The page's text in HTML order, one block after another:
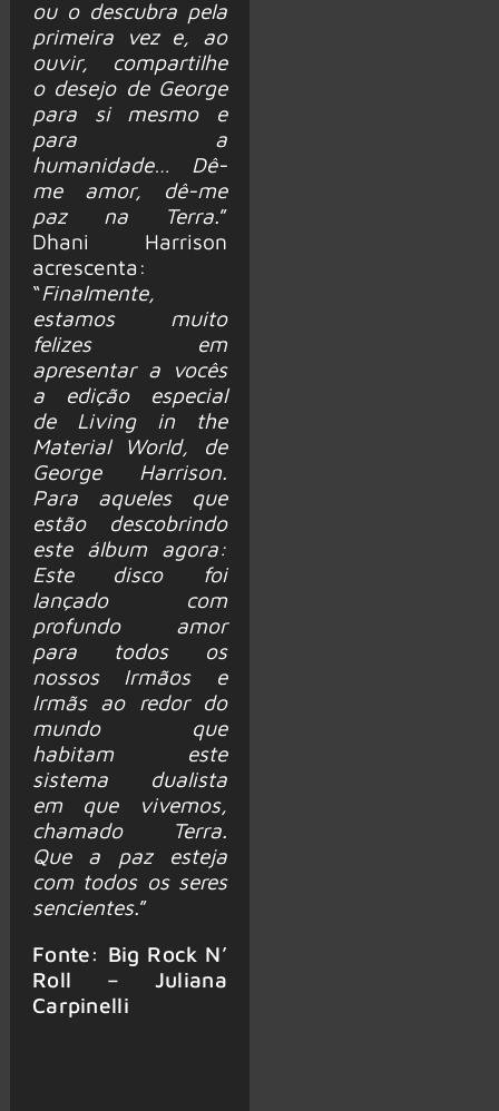
ou o descubra pela
primeira vez e, ao
ouvir, compartilhe
o desejo de George
para si mesmo e
para a
humanidade… Dê-
me amor, dê-me
paz na Terra.”
Dhani Harrison
acrescenta:
“Finalmente,
estamos muito
felizes em
apresentar a vocês
a edição especial
de Living in the
Material World, de
George Harrison.
Para aqueles que
estão descobrindo
este álbum agora:
Este disco foi
lançado com
profundo amor
para todos os
nossos Irmãos e
Irmãs ao redor do
mundo que
habitam este
sistema dualista
em que vivemos,
chamado Terra.
Que a paz esteja
com todos os seres
sencientes.”
Fonte: Big Rock N’
Roll – Juliana
Carpinelli